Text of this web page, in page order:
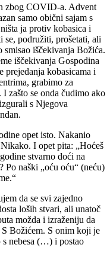
zbog COVID-a. Advent
samo obični sajam s
ja protiv kobasica i
se, podružiti, prošetati, ali
smisao iščekivanja Božića.
iščekivanja Gospodina
prejedanja kobasicama i
grabimo za
zašto se onda čudimo ako
s Njegova
opet isto. Nakanio
I opet pita: „Hoćeš
stvarno doći na
Po naški „oću oću“ (neću)
da se svi zajedno
loših stvari, ali unatoč
možda i izraženiju da
Božićem. S onim koji je
s nebesa (…) i postao